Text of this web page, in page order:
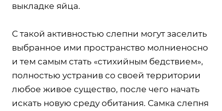
выкладке яйца.
С такой активностью слепни могут заселить
выбранное ими пространство молниеносно
и тем самым стать «стихийным бедствием»,
полностью устранив со своей территории
любое живое существо, после чего начать
искать новую среду обитания. Самка слепня